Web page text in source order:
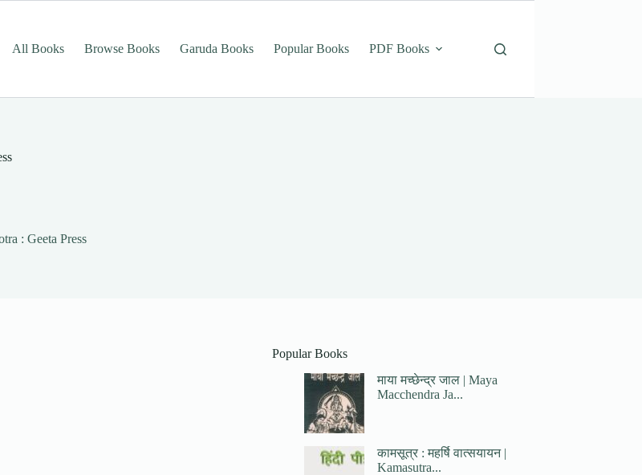
All Books Browse Books Garuda Books Popular Books PDF Books
: Geeta Press
Popular Books
माया मच्छेन्द्र जाल | Maya
Macchendra Ja...
कामसूत्र : महर्षि वात्सयायन |
Kamasutra...